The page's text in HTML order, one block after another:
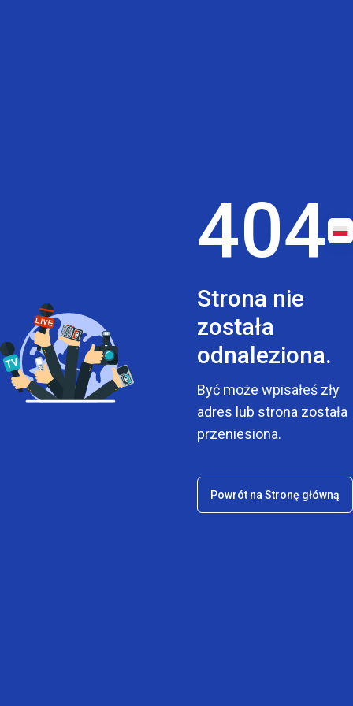
404
Strona nie
została
odnaleziona.
Być może wpisałeś zły
adres lub strona została
przeniesiona.
Powrót na Stronę główną